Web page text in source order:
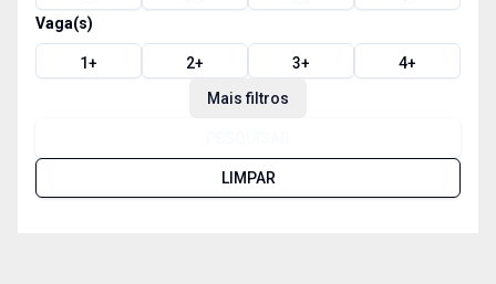
Vaga(s)
1+ 2+ 3+ 4+
Mais filtros
LIMPAR